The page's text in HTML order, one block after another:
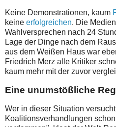
Keine Demonstrationen, kaum
keine erfolgreichen. Die
Wahlversprechen nach 24
Lage der Dinge nach dem
aus dem Weißen Haus war
Friedrich Merz alle Kritiker
kaum mehr mit der zuvor
Eine unumstößliche
Wer in dieser Situation
Koalitionsverhandlungen